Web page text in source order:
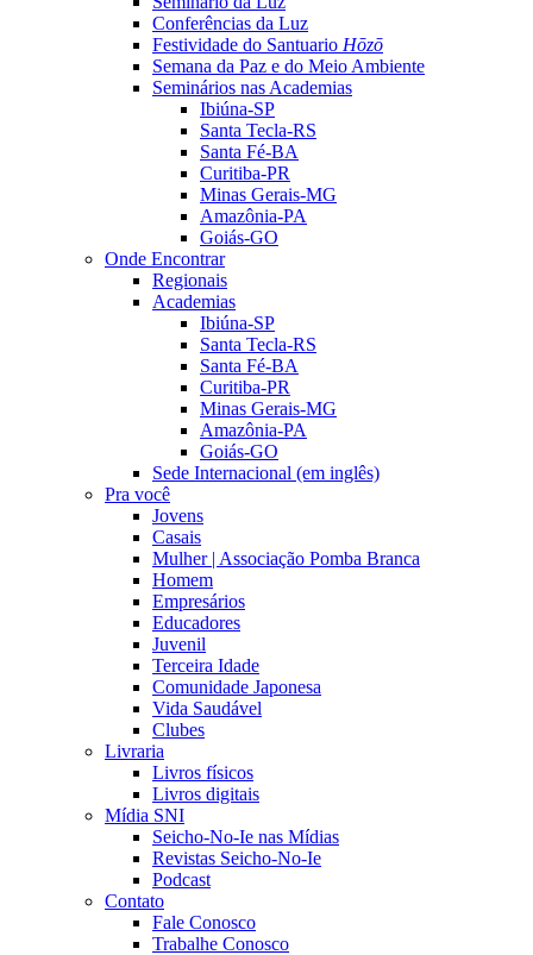
Conferências da Luz
Festividade do Santuario Hōzō
Semana da Paz e do Meio Ambiente
Seminários nas Academias
Ibiúna-SP
Santa Tecla-RS
Santa Fé-BA
Curitiba-PR
Minas Gerais-MG
Amazônia-PA
Goiás-GO
Onde Encontrar
Regionais
Academias
Ibiúna-SP
Santa Tecla-RS
Santa Fé-BA
Curitiba-PR
Minas Gerais-MG
Amazônia-PA
Goiás-GO
Sede Internacional (em inglês)
Pra você
Jovens
Casais
Mulher | Associação Pomba Branca
Homem
Empresários
Educadores
Juvenil
Terceira Idade
Comunidade Japonesa
Vida Saudável
Clubes
Livraria
Livros físicos
Livros digitais
Mídia SNI
Seicho-No-Ie nas Mídias
Revistas Seicho-No-Ie
Podcast
Contato
Fale Conosco
Trabalhe Conosco